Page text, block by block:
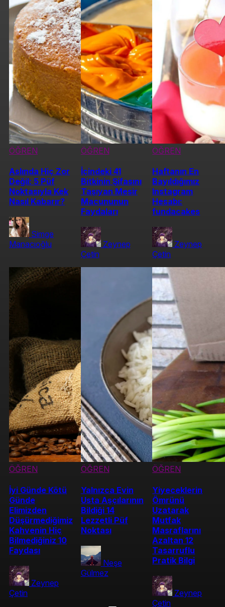
ÖĞREN
Aslında Hiç Zor
Değil: 5 Püf
Noktasıyla Kek
Nasıl Kabarır?
Simge
Manacıoğlu
ÖĞREN
İçindeki 41
Bitkinin Şifasını
Taşıyan Mesir
Macununun
Faydaları
Zeynep
Çetin
ÖĞREN
Haftanın En
Bayıldığımız
Instagram
Hesabı:
fundacakes
Zeynep
Çetin
ÖĞREN
İyi Günde Kötü
Günde
Elimizden
Düşürmediğimiz
Kahvenin Hiç
Bilmediğiniz 10
Faydası
Zeynep
Çetin
ÖĞREN
Yalnızca Evin
Usta Aşçılarının
Bildiği 14
Lezzetli Püf
Noktası
Neşe
Gülmez
ÖĞREN
Yiyeceklerin
Ömrünü
Uzatarak
Mutfak
Masraflarını
Azaltan 12
Tasarruflu
Pratik Bilgi
Zeynep
Çetin